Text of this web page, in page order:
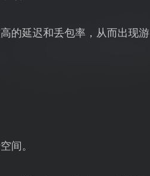
的延迟和丢包率，从而出现游
间。